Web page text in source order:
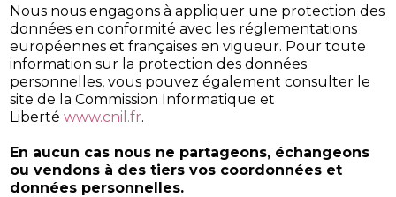
Nous nous engagons à appliquer une protection des
données en conformité avec les réglementations
européennes et françaises en vigueur. Pour toute
information sur la protection des données
personnelles, vous pouvez également consulter le
site de la Commission Informatique et
Liberté www.cnil.fr.
En aucun cas nous ne partageons, échangeons
ou vendons à des tiers vos coordonnées et
données personnelles.